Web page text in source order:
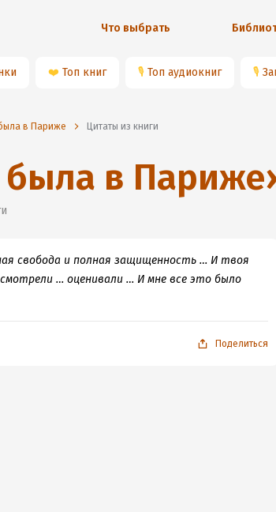
Что выбрать
❤️ Топ книг 🎙 Топ аудиокниг 🎙
в Париже Цитаты из книги
в Париже
свобода и полная защищенность … И твоя
… оценивали … И мне все это было
Поделиться